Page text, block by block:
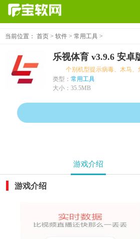
当前位置： 首页 > 软件 > 常用工具 >
乐视体育 v3.9.6 安卓
个别机型提示病毒、木马、危险，均为误报
类型： 常用工具
大小： 35.5MB
游戏介绍
游戏介绍